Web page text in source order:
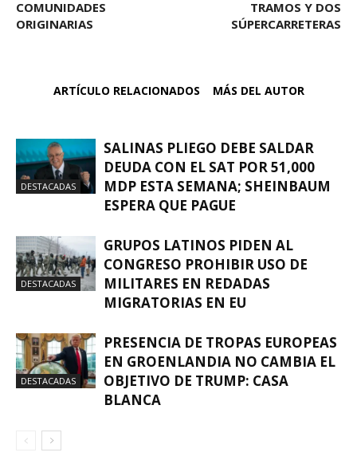
COMUNIDADES
ORIGINARIAS
TRAMOS Y DOS
SÚPERCARRETERAS
ARTÍCULO RELACIONADOS MÁS DEL AUTOR
DESTACADAS
SALINAS PLIEGO DEBE SALDAR
DEUDA CON EL SAT POR 51,000
MDP ESTA SEMANA; SHEINBAUM
ESPERA QUE PAGUE
DESTACADAS
GRUPOS LATINOS PIDEN AL
CONGRESO PROHIBIR USO DE
MILITARES EN REDADAS
MIGRATORIAS EN EU
DESTACADAS
PRESENCIA DE TROPAS EUROPEAS
EN GROENLANDIA NO CAMBIA EL
OBJETIVO DE TRUMP: CASA
BLANCA